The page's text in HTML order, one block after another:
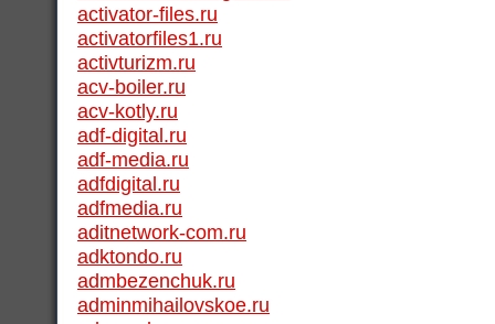
activator-files.ru
activatorfiles1.ru
activturizm.ru
acv-boiler.ru
acv-kotly.ru
adf-digital.ru
adf-media.ru
adfdigital.ru
adfmedia.ru
aditnetwork-com.ru
adktondo.ru
admbezenchuk.ru
adminmihailovskoe.ru